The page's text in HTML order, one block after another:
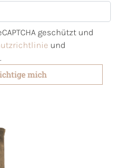
geschützt und
und
.
mich